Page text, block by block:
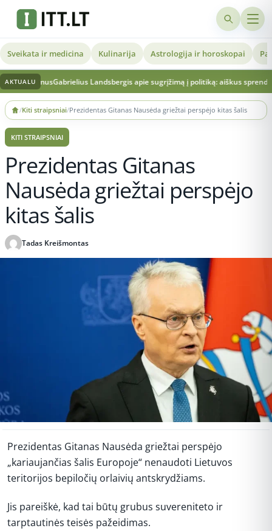
Sveikata ir medicina Kulinarija Astrologija ir horoskopai
AKTUALUGabrielius Landsbergis apie sugrįžimą į politiką: aiškus sprendimas
Skip
to
content
/Kiti straipsniai/Prezidentas Gitanas Nausėda griežtai perspėjo kitas šalis
KITI STRAIPSNIAI
Prezidentas Gitanas
Nausėda griežtai perspėjo
kitas šalis
Tadas Kreišmontas
Prezidentas Gitanas Nausėda griežtai perspėjo
„kariaujančias šalis Europoje“ nenaudoti Lietuvos
teritorijos bepiločių orlaivių antskrydžiams.
Jis pareiškė, kad tai būtų grubus suvereniteto ir
tarptautinės teisės pažeidimas.